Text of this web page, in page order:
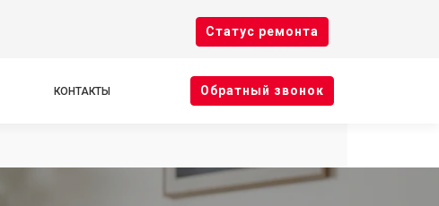
Cтатус ремонта
КОНТАКТЫ Oбратный звонок